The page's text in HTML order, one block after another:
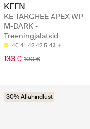
KEEN
KE TARGHEE APEX WP
M-DARK -
Treeningjalatsid
40 41 42 42.5 43
133 € 190 €
30% Allahindlust